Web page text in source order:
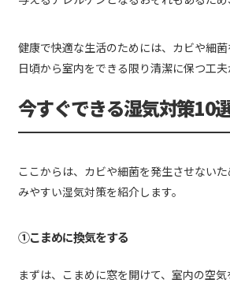
健康で快適な生活のためには、カビや細菌
日頃から室内をできる限り清潔に保つ工夫
今すぐできる湿気対策10
ここからは、カビや細菌を発生させない
みやすい湿気対策を紹介します。
①こまめに換気をする
まずは、こまめに窓を開けて、室内の空